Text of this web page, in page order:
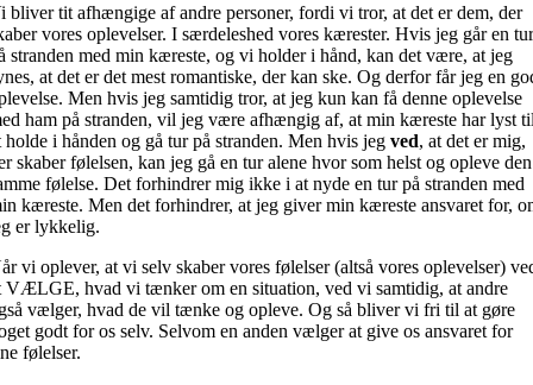
bliver tit afhængige af andre personer, fordi vi tror, at det er dem, der
vores oplevelser. I særdeleshed vores kærester. Hvis jeg går en
stranden med min kæreste, og vi holder i hånd, kan det være, at jeg
at det er det mest romantiske, der kan ske. Og derfor får jeg en
Men hvis jeg samtidig tror, at jeg kun kan få denne oplevelse
ham på stranden, vil jeg være afhængig af, at min kæreste har lyst
holde i hånden og gå tur på stranden. Men hvis jegved, at det er mig,
skaber følelsen, kan jeg gå en tur alene hvor som helst og opleve den
følelse. Det forhindrer mig ikke i at nyde en tur på stranden med
kæreste. Men det forhindrer, at jeg giver min kæreste ansvaret for,
er lykkelig.
vi oplever, at vi selv skaber vores følelser (altså vores oplevelser)
VÆLGE, hvad vi tænker om en situation, ved vi samtidig, at andre
vælger, hvad de vil tænke og opleve. Og så bliver vi fri til at gøre
godt for os selv. Selvom en anden vælger at give os ansvaret for
følelser.